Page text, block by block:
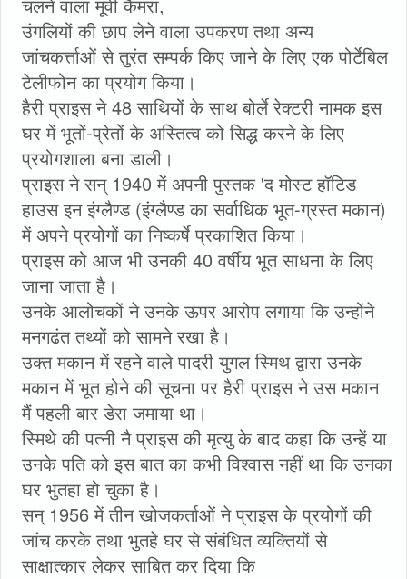
उंगलियों की छाप लेने वाला उपकरण तथा अन्य
जांचकर्त्ताओं से तुरंत सम्पर्क किए जाने के लिए एक पोर्टेबिल
टेलीफोन का प्रयोग किया।
हैरी प्राइस ने 48 साथियों के साथ बोर्ले रेक्टरी नामक इस
घर में भूतों-प्रेतों के अस्तित्व को सिद्ध करने के लिए
प्रयोगशाला बना डाली।
प्राइस ने सन् 1940 में अपनी पुस्तक 'द मोस्ट हॉटिड
हाउस इन इंग्लैण्ड (इंग्लैण्ड का सर्वाधिक भूत-ग्रस्त मकान)
में अपने प्रयोगों का निष्कर्षे प्रकाशित किया।
प्राइस को आज भी उनकी 40 वर्षीय भूत साधना के लिए
जाना जाता है।
उनके आलोचकों ने उनके ऊपर आरोप लगाया कि उन्होंने
मनगढंत तथ्यों को सामने रखा है।
उक्त मकान में रहने वाले पादरी युगल स्मिथ द्वारा उनके
मकान में भूत होने की सूचना पर हैरी प्राइस ने उस मकान
मैं पहली बार डेरा जमाया था।
स्मिथे की पत्नी नै प्राइस की मृत्यु के बाद कहा कि उन्हें या
उनके पति को इस बात का कभी विश्वास नहीं था कि उनका
घर भुतहा हो चुका है।
सन् 1956 में तीन खोजकर्ताओं ने प्राइस के प्रयोगों की
जांच करके तथा भुतहे घर से संबंधित व्यक्तियों से
साक्षात्कार लेकर साबित कर दिया कि